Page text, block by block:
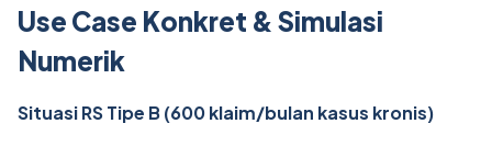
Use Case Konkret & Simulasi
Numerik
Situasi RS Tipe B (600 klaim/bulan kasus kronis)